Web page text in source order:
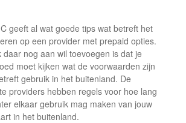
geeft al wat goede tips wat betreft het
op een provider met prepaid opties.
daar nog aan wil toevoegen is dat je
moet kijken wat de voorwaarden zijn
gebruik in het buitenland. De
providers hebben regels voor hoe lang
elkaar gebruik mag maken van jouw
in het buitenland.